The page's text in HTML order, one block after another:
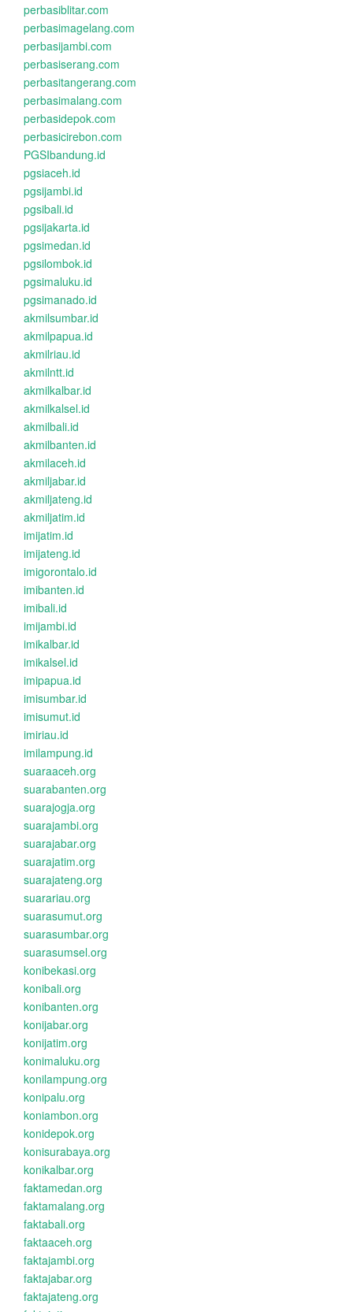
perbasiblitar.com
perbasimagelang.com
perbasijambi.com
perbasiserang.com
perbasitangerang.com
perbasimalang.com
perbasidepok.com
perbasicirebon.com
PGSIbandung.id
pgsiaceh.id
pgsijambi.id
pgsibali.id
pgsijakarta.id
pgsimedan.id
pgsilombok.id
pgsimaluku.id
pgsimanado.id
akmilsumbar.id
akmilpapua.id
akmilriau.id
akmilntt.id
akmilkalbar.id
akmilkalsel.id
akmilbali.id
akmilbanten.id
akmilaceh.id
akmiljabar.id
akmiljateng.id
akmiljatim.id
imijatim.id
imijateng.id
imigorontalo.id
imibanten.id
imibali.id
imijambi.id
imikalbar.id
imikalsel.id
imipapua.id
imisumbar.id
imisumut.id
imiriau.id
imilampung.id
suaraaceh.org
suarabanten.org
suarajogja.org
suarajambi.org
suarajabar.org
suarajatim.org
suarajateng.org
suarariau.org
suarasumut.org
suarasumbar.org
suarasumsel.org
konibekasi.org
konibali.org
konibanten.org
konijabar.org
konijatim.org
konimaluku.org
konilampung.org
konipalu.org
koniambon.org
konidepok.org
konisurabaya.org
konikalbar.org
faktamedan.org
faktamalang.org
faktabali.org
faktaaceh.org
faktajambi.org
faktajabar.org
faktajateng.org